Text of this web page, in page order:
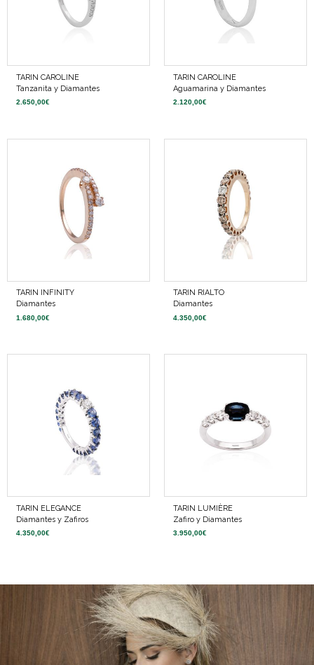
TARIN CAROLINE
Tanzanita y Diamantes
2.650,00€
TARIN CAROLINE
Aguamarina y Diamantes
2.120,00€
TARIN INFINITY
Diamantes
1.680,00€
TARIN RIALTO
Diamantes
4.350,00€
TARIN ELEGANCE
Diamantes y Zafiros
4.350,00€
TARIN LUMIÈRE
Zafiro y Diamantes
3.950,00€